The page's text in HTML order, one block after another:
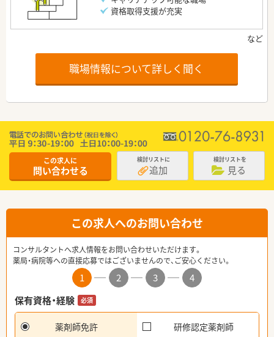
資格取得支援が充実
職場情報について詳しく聞く
この求人に
問い合わせる
検討リストに
追加
検討リストを
見る
この求人へのお問い合わせ
コンサルタントへ求人情報をお問い合わせいただけます。
薬局・病院等への直接応募ではございませんので、ご安心ください。
1 2 3
4
保有資格・経験
必須
薬剤師免許 研修認定薬剤師